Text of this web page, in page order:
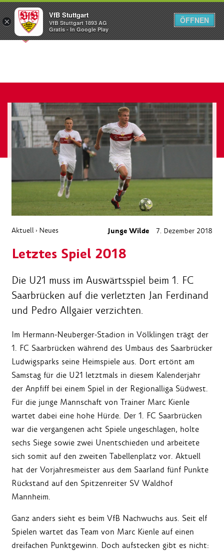
Menü
Aktuell › Neues Junge Wilde 7. Dezember 2018
Letztes Spiel 2018
Die U21 muss im Auswärtsspiel beim 1. FC
Saarbrücken auf die verletzten Jan Ferdinand
und Pedro Allgaier verzichten.
Im Hermann-Neuberger-Stadion in Völklingen trägt der
1. FC Saarbrücken während des Umbaus des Saarbrücker
Ludwigsparks seine Heimspiele aus. Dort ertönt am
Samstag für die U21 letztmals in diesem Kalenderjahr
der Anpfiff bei einem Spiel in der Regionalliga Südwest.
Für die junge Mannschaft von Trainer Marc Kienle
wartet dabei eine hohe Hürde. Der 1. FC Saarbrücken
war die vergangenen acht Spiele ungeschlagen, holte
sechs Siege sowie zwei Unentschieden und arbeitete
sich somit auf den zweiten Tabellenplatz vor. Aktuell
hat der Vorjahresmeister aus dem Saarland fünf Punkte
Rückstand auf den Spitzenreiter SV Waldhof
Mannheim.
Ganz anders sieht es beim VfB Nachwuchs aus. Seit elf
Spielen wartet das Team von Marc Kienle auf einen
dreifachen Punktgewinn. Doch aufstecken gibt es nicht:
×
VfB Stuttgart
VfB Stuttgart 1893 AG
Gratis - In Google Play
ÖFFNEN